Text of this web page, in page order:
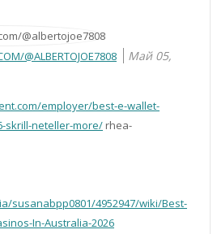
@ALBERTOJOE7808
Май 05,
employer/best-e-wallet-
skrill-neteller-more/ rhea-
susanabpp0801/4952947/wiki/Best-
In-Australia-2026